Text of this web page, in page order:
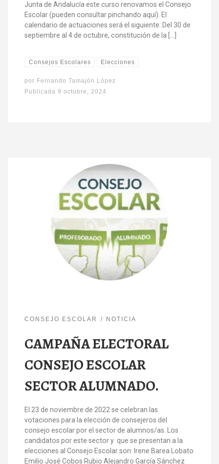
Junta de Andalucía este curso renovamos el Consejo
Escolar (pueden consultar pinchando aquí). El
calendario de actuaciones será el siguiente: Del 30 de
septiembre al 4 de octubre, constitución de la […]
Consejos Escolares Elecciones
por Fernando Tamajón López
Publicada9 octubre, 2024
CONSEJO ESCOLAR NOTICIA
CAMPAÑA ELECTORAL
CONSEJO ESCOLAR
SECTOR ALUMNADO.
El 23 de noviembre de 2022 se celebran las
votaciones para la elección de consejeros del
consejo escolar por el sector de alumnos/as. Los
candidatos por este sector y que se presentan a la
elecciones al Consejo Escolar son: Irene Barea Lobato
Emilio José Cobos Rubio Alejandro García Sánchez